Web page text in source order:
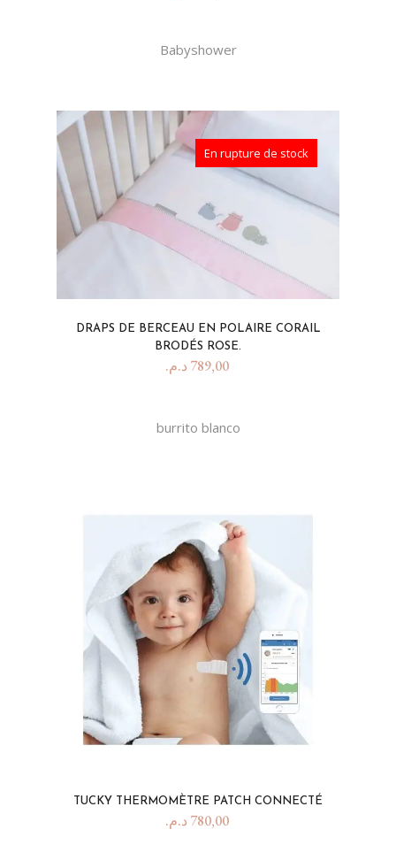
Babyshower
En rupture de stock
DRAPS DE BERCEAU EN POLAIRE CORAIL
BRODÉS ROSE.
789,00 د.م.
burrito blanco
TUCKY THERMOMÈTRE PATCH CONNECTÉ
780,00 د.م.